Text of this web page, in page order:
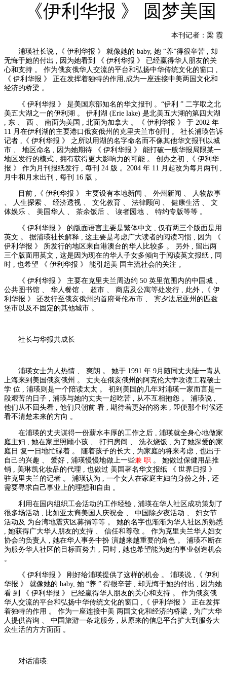
《伊利华报 》 圆梦美国
本刊记者：梁 霞
浦瑛社长说 ,《 伊利华报 》 就像她的 baby, 她 “养”得很辛苦 , 却
无悔于她的付出 , 因为她看到 《 伊利华报 》 已经赢得华人朋友的关
心和支持 。 作为俄亥俄华人交流的平台和弘扬中华传统文化的窗口 ,
《 伊利华报 》 正在发挥着独特的作用,成为一座连接中美两国文化和
经济的桥梁 。
《 伊利华报 》 是美国东部知名的华文报刊 。“伊利 ” 二字取之北
美五大湖之一的伊利湖 。 伊利湖 (Erie lake) 是北美五大湖的第四大湖
, 东 、 西 、 南面为美国 , 北面为加拿大 。《 伊利华报 》 于 2002 年
11 月在伊利湖的主要港口俄亥俄州的克里夫兰市创刊 。 社长浦瑛告诉
记者 ,《 伊利华报 》 之所以用湖的名字命名而不像其他华文报刊以城
市 、 地区命名 , 因为她期待 《 伊利华报 》 能打破一般华报局限某一
地区发行的模式 , 拥有获得更大影响力的可能 。 创办之初 ,《 伊利华
报 》 作为月刊报纸发行 , 每刊 24 版 。2004 年 11 月起改为每月两刊 ,
月中和月末出刊 , 每刊 16 版 。
目前 ,《 伊利华报 》 主要设有本地新闻 、 外州新闻 、 人物故事
、 人生探索 、 经济透视 、 文化教育 、 法律顾问 、 健康生活 、 文
体娱乐 、 美国华人 、 茶余饭后 、 读者园地 、 特约专版等等 。
《 伊利华报 》 的版面语言主要是繁体中文 , 仅有两三个版面是用
英文 。 据浦瑛社长解释 , 这主要是考虑广大读者的阅读习惯 , 因为 《
伊利华报 》 所发行的地区来自港澳台的华人比较多 。 另外 , 留出两
三个版面用英文 , 这是因为现在的华人子女多倾向于阅读英文报纸 , 同
时 , 也希望 《 伊利华报 》 能引起美 国主流社会的关注 。
《 伊利华报 》 主要在克里夫兰周边约 50 英里范围内的中国城 、
公共图书馆 、 华人餐馆 、 超市 、 商店及公寓等处发行 , 此外 ,《 伊
利华报 》 还发行至俄亥俄州的首府哥伦布市 、 宾夕法尼亚州的匹兹
堡市以及不固定的其他城市 。
社长与华报共成长
浦瑛女士为人热情 、 爽朗 。 她于 1991 年 9月随同丈夫陆一青从
上海来到美国俄亥俄州 。 丈夫在俄亥俄州的阿克伦大学攻读工程硕士
学 位 , 浦瑛则是一个陪读太太 。 初到美国的几年对浦瑛一家而言是一
段艰苦的日子 , 浦瑛与她的丈夫一起吃苦 , 从不互相抱怨 。 浦瑛说 ,
他们从不回头看 , 他们只朝前 看 , 期待着更好的将来 , 即便那个时候还
看不清楚未来的方向 。
在浦瑛的丈夫谋得一份薪水丰厚的工作之后 , 浦瑛就全身心地做家
庭主妇 , 她在家里照顾小孩 、 打扫房间 、 洗衣烧饭 , 为了她深爱的家
庭日 复一日地忙碌着 。 随着孩子的长大 , 为家庭的将来考虑 , 也出于
自己的兴趣 、 爱好 , 浦瑛慢慢地做上一些兼 职 。 她做过保健用品推
销 , 美琳凯化妆品的代理 , 也做过 美国著名华文报纸 《 世界日报 》
驻克里夫兰的记者 。 浦瑛认为 , 一个女人在家庭主妇的身份之外 , 还
需要寻求自己事业上的理想和自由 。
利用在国内组织工会活动的工作经验 , 浦瑛在华人社区成功策划了
很多场活动 , 比如亚太裔美国人庆祝会 、 中国除夕夜活动 、 妇女节
活动及 为台湾地震灾区募捐等等 。 她的名字也渐渐为华人社区所熟悉
, 她获得广大华人朋友的支持 、 信任和尊敬 。 作为克里夫兰华人妇女
协会的负责人 , 她在华人事务中扮 演越来越重要的角色 。 浦瑛不断在
为服务华人社区的目标而努力 , 同时 , 她也希望能为她的事业创造机会
。
《 伊利华报 》 刚好给浦瑛提供了这样的机会 。 浦瑛说 ,《 伊利
华报 》 就像她的 baby, 她 “养 ” 得很辛苦 , 却无悔于她的付出 , 因为她
看 到 《 伊利华报 》 已经赢得华人朋友的关心和支持 。 作为俄亥俄
华人交流的平台和弘扬中华传统文化的窗口 ,《 伊利华报 》 正在发挥
着独特的作用 。 作为一座连接中美 两国文化和经济的桥梁 , 为广大华
人提供咨询 、 中国旅游一条龙服务 , 从原来的信息平台扩大到服务大
众生活的方方面面 。
对话浦瑛: